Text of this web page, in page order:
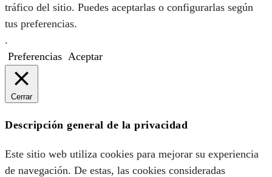
tráfico del sitio. Puedes aceptarlas o configurarlas según
tus preferencias.
.
Preferencias Aceptar
Cerrar
Descripción general de la privacidad
Este sitio web utiliza cookies para mejorar su experiencia
de navegación. De estas, las cookies consideradas